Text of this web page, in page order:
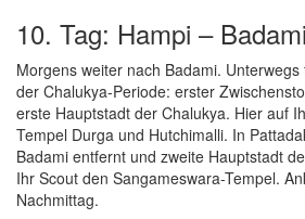
10. Tag: Hampi – Badami
Morgens weiter nach Badami.
der Chalukya-Periode: erster
erste Hauptstadt der Chalukya. Hier auf
Tempel Durga und Hutchimalli. In
Badami entfernt und zweite Hauptstadt
Ihr Scout den Sangameswara-Tempel.
Nachmittag.